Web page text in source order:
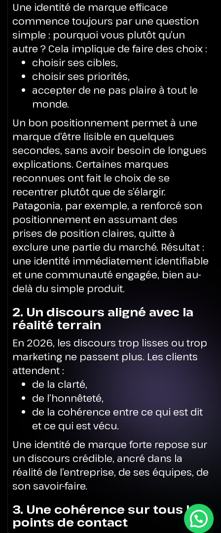
Une identité de marque efficace
commence toujours par une question
simple : pourquoi vous plutôt qu’un
autre ? Cela implique de faire des choix :
choisir ses cibles,
choisir ses priorités,
accepter de ne pas plaire à tout le
monde.
Un bon positionnement permet à une
marque d’être lisible en quelques
secondes, sans avoir besoin de longues
explications. Certaines marques
reconnues ont fait le choix de se
recentrer plutôt que de s’élargir.
Patagonia, par exemple, a renforcé son
positionnement en assumant des
prises de position claires, quitte à
exclure une partie du marché. Résultat :
une identité immédiatement identifiable
et une communauté engagée, bien au-
delà du simple produit.
2. Un discours aligné avec la
réalité terrain
En 2026, les discours trop lisses ou trop
marketing ne passent plus. Les clients
attendent :
de la clarté,
de l’honnêteté,
de la cohérence entre ce qui est dit
et ce qui est vécu.
Une identité de marque forte repose sur
un discours crédible, ancré dans la
réalité de l’entreprise, de ses équipes, de
son savoir-faire.
3. Une cohérence sur tous les
points de contact